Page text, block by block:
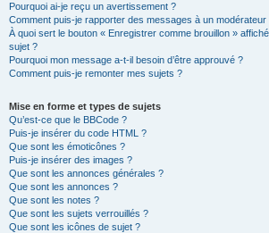
Pourquoi ai-je reçu un avertissement ?
Comment puis-je rapporter des messages à un modérateur
À quoi sert le bouton « Enregistrer comme brouillon »
sujet ?
Pourquoi mon message a-t-il besoin d’être approuvé ?
Comment puis-je remonter mes sujets ?
Mise en forme et types de sujets
Qu’est-ce que le BBCode ?
Puis-je insérer du code HTML ?
Que sont les émoticônes ?
Puis-je insérer des images ?
Que sont les annonces générales ?
Que sont les annonces ?
Que sont les notes ?
Que sont les sujets verrouillés ?
Que sont les icônes de sujet ?